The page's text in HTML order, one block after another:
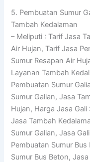
5. Pembuatan Sumur
Tambah Kedalaman
– Meliputi : Tarif Jasa
Air Hujan, Tarif Jasa
Sumur Resapan Air
Layanan Tambah
Pembuatan Sumur
Sumur Galian, Jasa
Hujan, Harga Jasa
Jasa Tambah
Sumur Galian, Jasa
Pembuatan Sumur
Sumur Bus Beton,